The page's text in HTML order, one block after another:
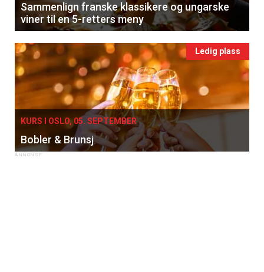
Sammenlign franske klassikere og ungarske
viner til en 5-retters meny
Ledig plass
KURS I OSLO, 05. SEPTEMBER
Bobler & Brunsj